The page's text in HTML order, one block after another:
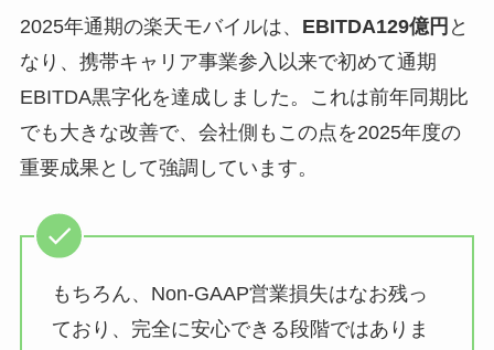
2025年通期の楽天モバイルは、 EBITDA129億円 と
なり、携帯キャリア事業参入以来で初めて通期
EBITDA黒字化を達成しました。これは前年同期比
でも大きな改善で、会社側もこの点を2025年度の
重要成果として強調しています。
もちろん、Non-GAAP営業損失はなお残っ
ており、完全に安心できる段階ではありま